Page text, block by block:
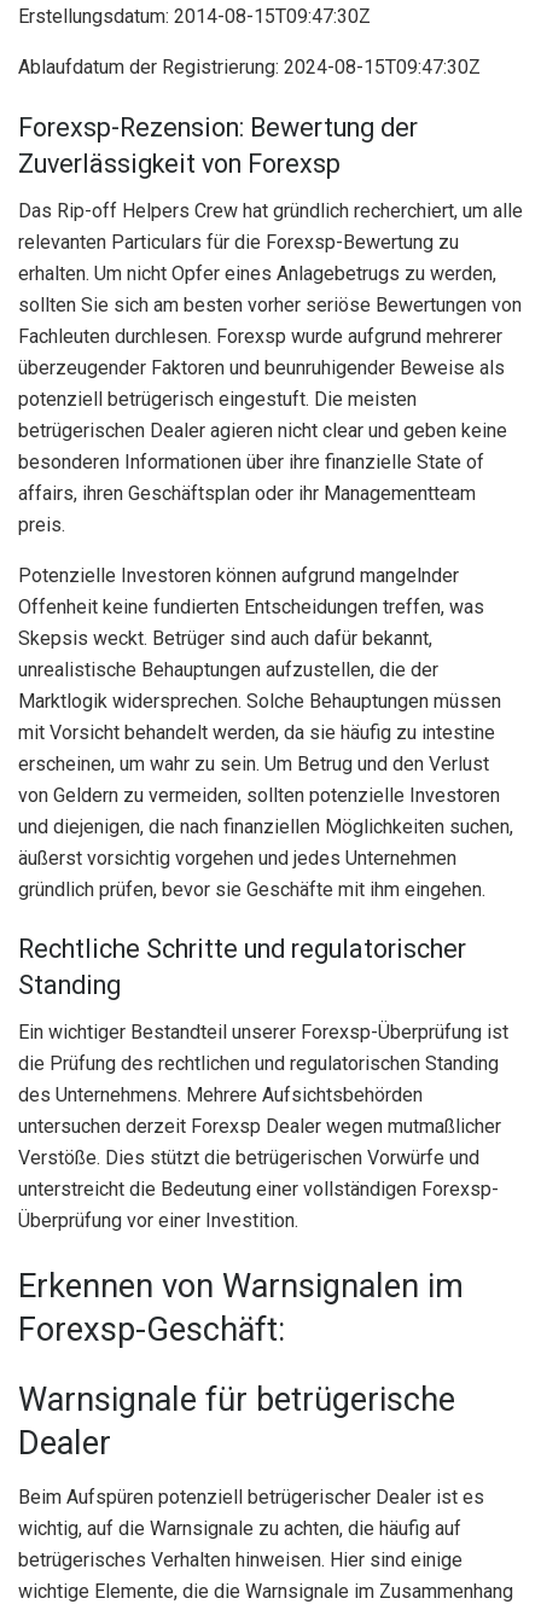
Erstellungsdatum: 2014-08-15T09:47:30Z
Ablaufdatum der Registrierung: 2024-08-15T09:47:30Z
Forexsp-Rezension: Bewertung der
Zuverlässigkeit von Forexsp
Das Rip-off Helpers Crew hat gründlich recherchiert, um alle
relevanten Particulars für die Forexsp-Bewertung zu
erhalten. Um nicht Opfer eines Anlagebetrugs zu werden,
sollten Sie sich am besten vorher seriöse Bewertungen von
Fachleuten durchlesen. Forexsp wurde aufgrund mehrerer
überzeugender Faktoren und beunruhigender Beweise als
potenziell betrügerisch eingestuft. Die meisten
betrügerischen Dealer agieren nicht clear und geben keine
besonderen Informationen über ihre finanzielle State of
affairs, ihren Geschäftsplan oder ihr Managementteam
preis.
Potenzielle Investoren können aufgrund mangelnder
Offenheit keine fundierten Entscheidungen treffen, was
Skepsis weckt. Betrüger sind auch dafür bekannt,
unrealistische Behauptungen aufzustellen, die der
Marktlogik widersprechen. Solche Behauptungen müssen
mit Vorsicht behandelt werden, da sie häufig zu intestine
erscheinen, um wahr zu sein. Um Betrug und den Verlust
von Geldern zu vermeiden, sollten potenzielle Investoren
und diejenigen, die nach finanziellen Möglichkeiten suchen,
äußerst vorsichtig vorgehen und jedes Unternehmen
gründlich prüfen, bevor sie Geschäfte mit ihm eingehen.
Rechtliche Schritte und regulatorischer
Standing
Ein wichtiger Bestandteil unserer Forexsp-Überprüfung ist
die Prüfung des rechtlichen und regulatorischen Standing
des Unternehmens. Mehrere Aufsichtsbehörden
untersuchen derzeit Forexsp Dealer wegen mutmaßlicher
Verstöße. Dies stützt die betrügerischen Vorwürfe und
unterstreicht die Bedeutung einer vollständigen Forexsp-
Überprüfung vor einer Investition.
Erkennen von Warnsignalen im
Forexsp-Geschäft:
Warnsignale für betrügerische
Dealer
Beim Aufspüren potenziell betrügerischer Dealer ist es
wichtig, auf die Warnsignale zu achten, die häufig auf
betrügerisches Verhalten hinweisen. Hier sind einige
wichtige Elemente, die die Warnsignale im Zusammenhang